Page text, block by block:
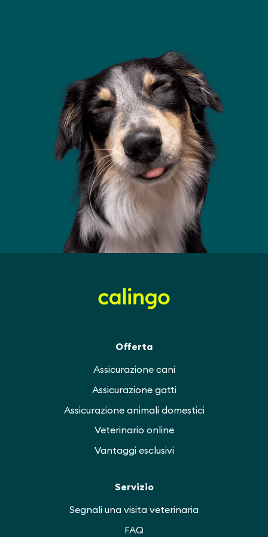
Offerta
Assicurazione cani
Assicurazione gatti
Assicurazione animali domestici
Veterinario online
Vantaggi esclusivi
Servizio
Segnali una visita veterinaria
FAQ